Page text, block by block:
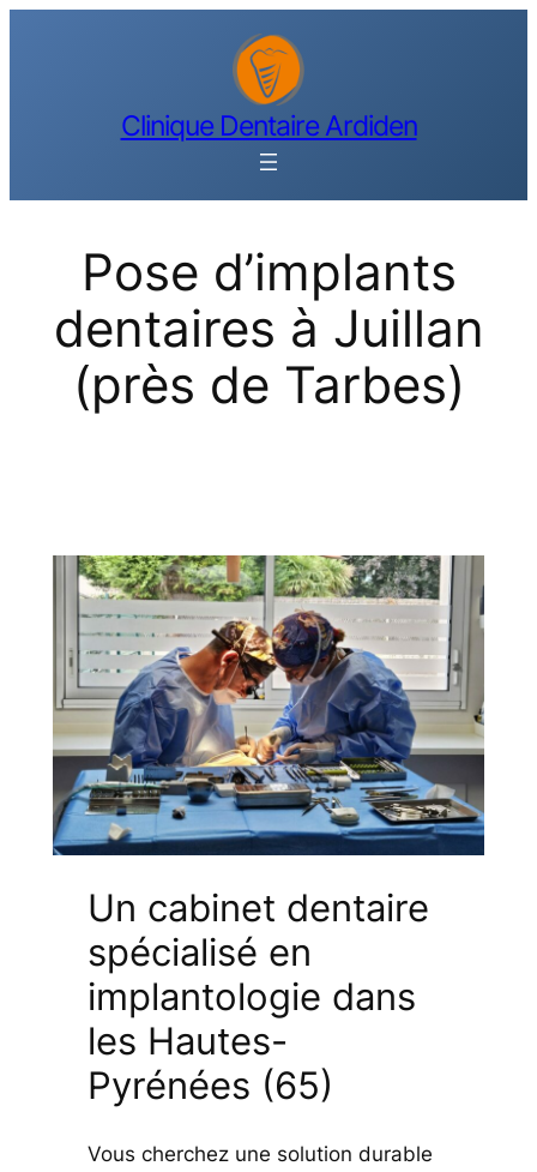
Clinique Dentaire Ardiden
Pose d’implants
dentaires à Juillan
(près de Tarbes)
Un cabinet dentaire
spécialisé en
implantologie dans
les Hautes-
Pyrénées (65)
Vous cherchez une solution durable